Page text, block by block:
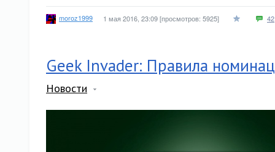
moroz1999 1 мая 2016, 23:09[просмотров: 5925] 42
Geek Invader: Правила
Новости